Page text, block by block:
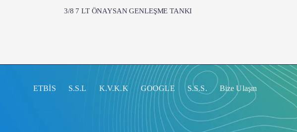
3/8 7 LT ÖNAYSAN GENLEŞME TANKI
ETBİS S.S.L K.V.K.K GOOGLE S.S.S. Bize Ulaşın